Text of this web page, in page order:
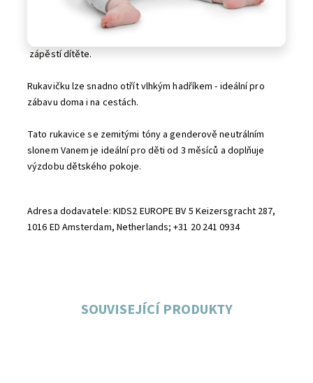
zápěstí dítěte.
Rukavičku lze snadno otřít vlhkým hadříkem - ideální pro
zábavu doma i na cestách.
Tato rukavice se zemitými tóny a genderově neutrálním
slonem Vanem je ideální pro děti od 3 měsíců a doplňuje
výzdobu dětského pokoje.
Adresa dodavatele: KIDS2 EUROPE BV 5 Keizersgracht 287,
1016 ED Amsterdam, Netherlands; +31 20 241 0934
SOUVISEJÍCÍ PRODUKTY